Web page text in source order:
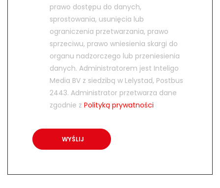
prawo dostępu do danych,
sprostowania, usunięcia lub
ograniczenia przetwarzania, prawo
sprzeciwu, prawo wniesienia skargi do
organu nadzorczego lub przeniesienia
danych. Administratorem jest Inteligo
Media BV z siedzibą w Lelystad, Postbus
2443. Administrator przetwarza dane
zgodnie z Polityką prywatności